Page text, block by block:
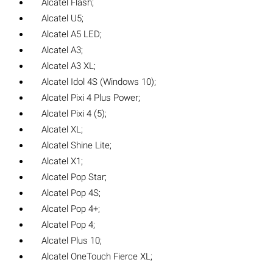
Alcatel Flash;
Alcatel U5;
Alcatel A5 LED;
Alcatel A3;
Alcatel A3 XL;
Alcatel Idol 4S (Windows 10);
Alcatel Pixi 4 Plus Power;
Alcatel Pixi 4 (5);
Alcatel XL;
Alcatel Shine Lite;
Alcatel X1;
Alcatel Pop Star;
Alcatel Pop 4S;
Alcatel Pop 4+;
Alcatel Pop 4;
Alcatel Plus 10;
Alcatel OneTouch Fierce XL;